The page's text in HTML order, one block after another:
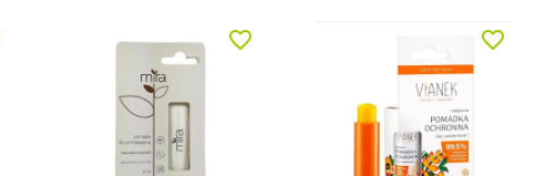
favorite_border favorite_border